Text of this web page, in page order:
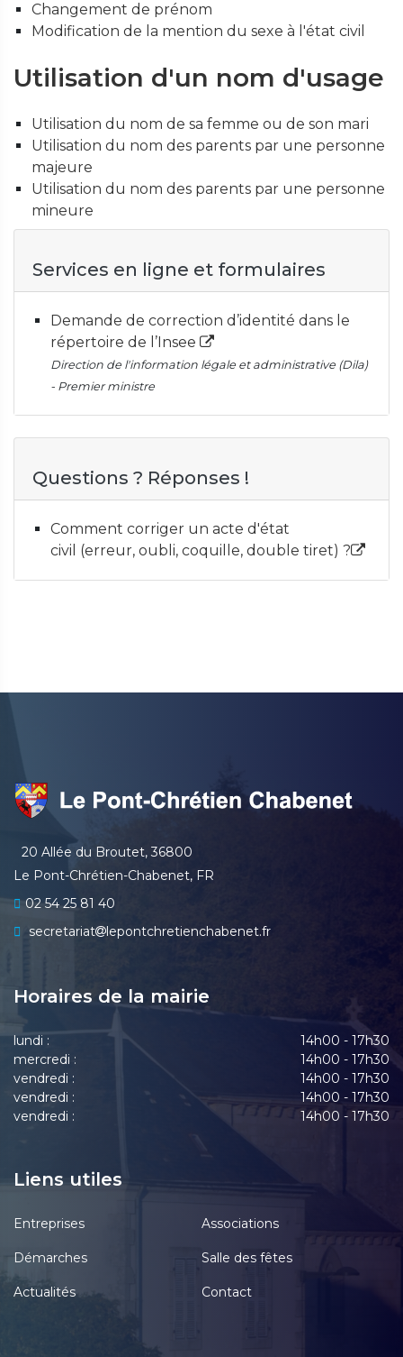
Changement de prénom
Modification de la mention du sexe à l'état civil
Utilisation d'un nom d'usage
Utilisation du nom de sa femme ou de son mari
Utilisation du nom des parents par une personne
majeure
Utilisation du nom des parents par une personne
mineure
Services en ligne et formulaires
Demande de correction d’identité dans le
répertoire de l’Insee
Direction de l'information légale et administrative (Dila)
- Premier ministre
Questions ? Réponses !
Comment corriger un acte d'état
civil (erreur, oubli, coquille, double tiret) ?
20 Allée du Broutet, 36800
Le Pont-Chrétien-Chabenet, FR
02 54 25 81 40
secretariat
lepontchretienchabenet.fr
Horaires de la mairie
lundi :
14h00 - 17h30
mercredi :
14h00 - 17h30
vendredi :
14h00 - 17h30
vendredi :
14h00 - 17h30
vendredi :
14h00 - 17h30
Liens utiles
Entreprises Associations
Démarches Salle des fêtes
Actualités Contact